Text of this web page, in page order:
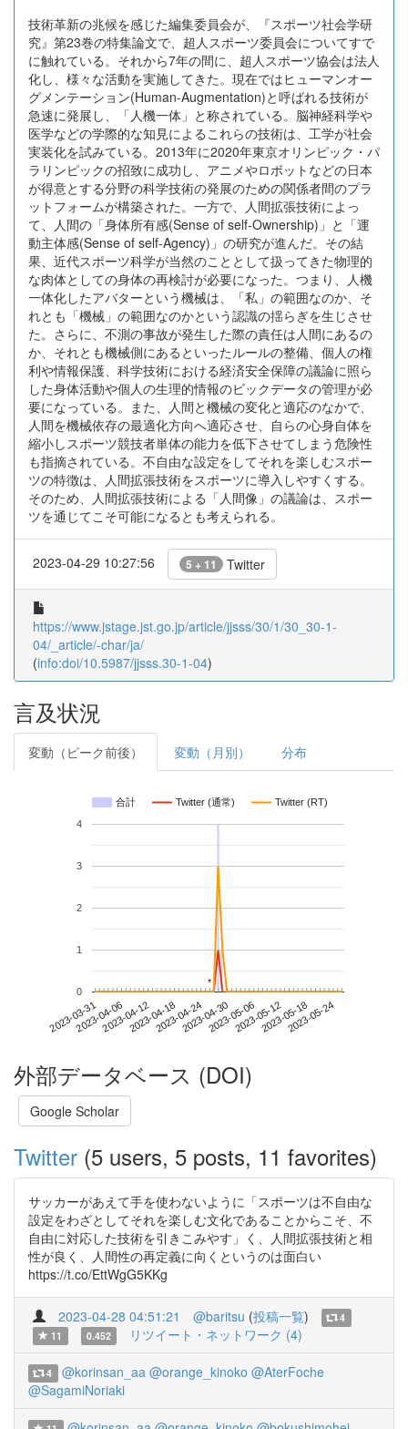
技術革新の兆候を感じた編集委員会が、『スポーツ社会学研
究』第23巻の特集論文で、超人スポーツ委員会についてすで
に触れている。それから7年の間に、超人スポーツ協会は法人
化し、様々な活動を実施してきた。現在ではヒューマンオー
グメンテーション(Human-Augmentation)と呼ばれる技術が
急速に発展し、「人機一体」と称されている。脳神経科学や
医学などの学際的な知見によるこれらの技術は、工学が社会
実装化を試みている。2013年に2020年東京オリンピック・パ
ラリンピックの招致に成功し、アニメやロボットなどの日本
が得意とする分野の科学技術の発展のための関係者間のプラ
ットフォームが構築された。一方で、人間拡張技術によっ
て、人間の「身体所有感(Sense of self-Ownership)」と「運
動主体感(Sense of self-Agency)」の研究が進んだ。その結
果、近代スポーツ科学が当然のこととして扱ってきた物理的
な肉体としての身体の再検討が必要になった。つまり、人機
一体化したアバターという機械は、「私」の範囲なのか、そ
れとも「機械」の範囲なのかという認識の揺らぎを生じさせ
た。さらに、不測の事故が発生した際の責任は人間にあるの
か、それとも機械側にあるといったルールの整備、個人の権
利や情報保護、科学技術における経済安全保障の議論に照ら
した身体活動や個人の生理的情報のビックデータの管理が必
要になっている。また、人間と機械の変化と適応のなかで、
人間を機械依存の最適化方向へ適応させ、自らの心身自体を
縮小しスポーツ競技者単体の能力を低下させてしまう危険性
も指摘されている。不自由な設定をしてそれを楽しむスポー
ツの特徴は、人間拡張技術をスポーツに導入しやすくする。
そのため、人間拡張技術による「人間像」の議論は、スポー
ツを通じてこそ可能になるとも考えられる。
2023-04-29 10:27:56 5 + 11 Twitter
https://www.jstage.jst.go.jp/article/jjsss/30/1/30_30-1-
04/_article/-char/ja/
(info:doi/10.5987/jjsss.30-1-04)
言及状況
変動（ピーク前後） 変動（月別） 分布
合計 Twitter (通常) Twitter (RT)
2023-03-312023-04-062023-04-122023-04-182023-04-242023-04-302023-05-062023-05-122023-05-182023-05-24
0
1
2
3
4
**
外部データベース (DOI)
Google Scholar
Twitter (5 users, 5 posts, 11 favorites)
サッカーがあえて手を使わないように「スポーツは不自由な
設定をわざとしてそれを楽しむ文化であることからこそ、不
自由に対応した技術を引きこみやす」く、人間拡張技術と相
性が良く、人間性の再定義に向くというのは面白い
https://t.co/EttWgG5KKg
2023-04-28 04:51:21 @baritsu (投稿一覧)
4
11
0.452 リツイート・ネットワーク (4)
4 @korinsan_aa @orange_kinoko @AterFoche
@SagamiNoriaki